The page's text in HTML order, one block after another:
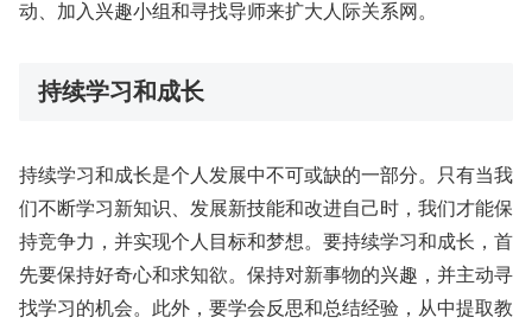
动、加入兴趣小组和寻找导师来扩大人际关系网。
持续学习和成长
持续学习和成长是个人发展中不可或缺的一部分。只有当我
们不断学习新知识、发展新技能和改进自己时，我们才能保
持竞争力，并实现个人目标和梦想。要持续学习和成长，首
先要保持好奇心和求知欲。保持对新事物的兴趣，并主动寻
找学习的机会。此外，要学会反思和总结经验，从中提取教